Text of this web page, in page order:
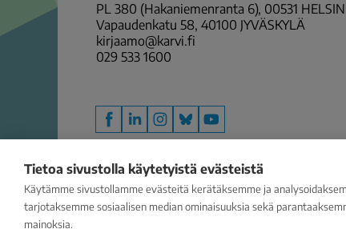
PL 380 (Hakaniemenranta 6), 00531
Vapaudenkatu 58, 40100 JYVÄSKYLÄ
kirjaamo@karvi.fi
029 533 1600
Facebook
LinkedInInstagram
Bluesky
Tietoa sivustolla käytetyistä evästeistä
Käytämme sivustollamme evästeitä kerätäksemme ja
tarjotaksemme sosiaalisen median ominaisuuksia sekä
mainoksia.